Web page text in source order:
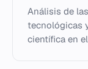
Análisis de
tecnológicas
científica en